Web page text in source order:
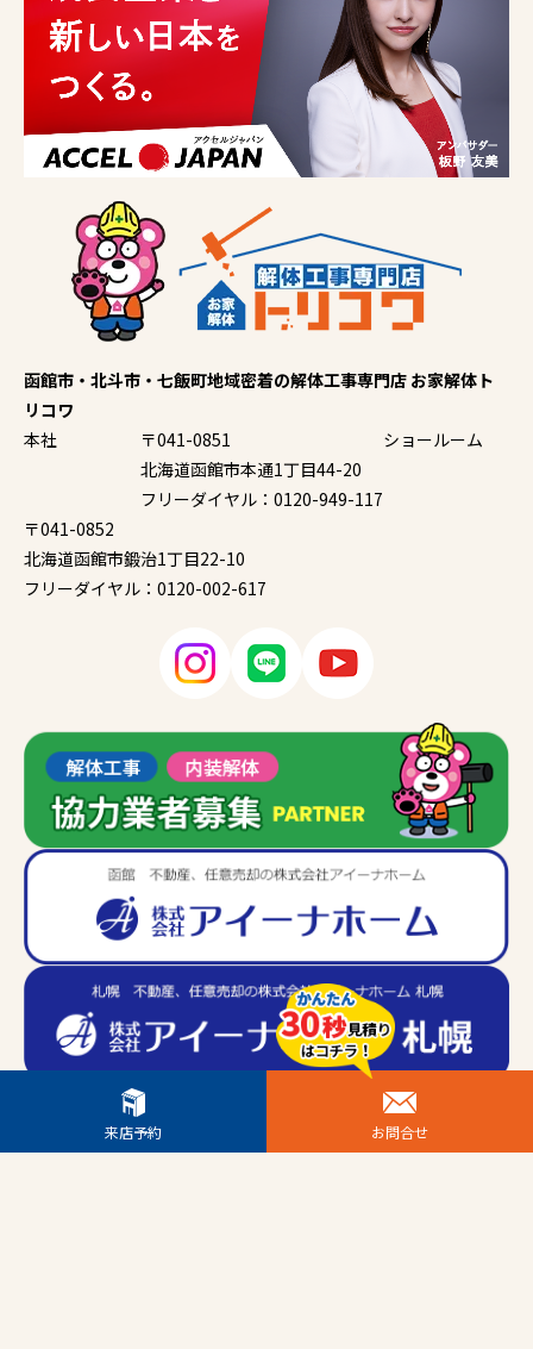
函館市・北斗市・七飯町地域密着の解体工事専門店 お家解体ト
リコワ
本社
〒041-0851
北海道函館市本通1丁目44-20
フリーダイヤル：0120-949-117
ショールーム
〒041-0852
北海道函館市鍛治1丁目22-10
フリーダイヤル：0120-002-617
来店予約 お問合せ